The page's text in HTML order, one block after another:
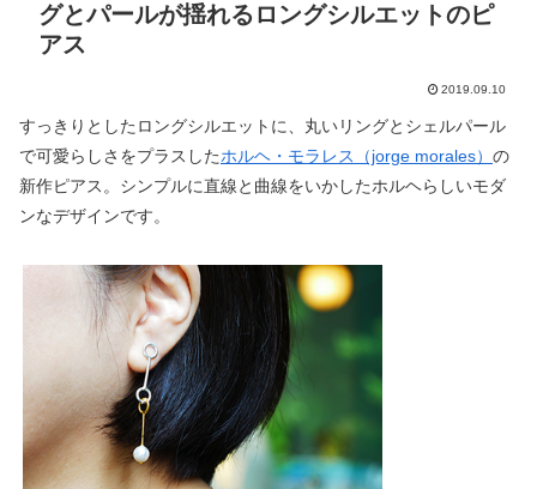
グとパールが揺れるロングシルエットのピ
アス
2019.09.10
すっきりとしたロングシルエットに、丸いリングとシェルパール
で可愛らしさをプラスしたホルヘ・モラレス（jorge morales） の
新作ピアス。シンプルに直線と曲線をいかしたホルヘらしいモダ
ンなデザインです。